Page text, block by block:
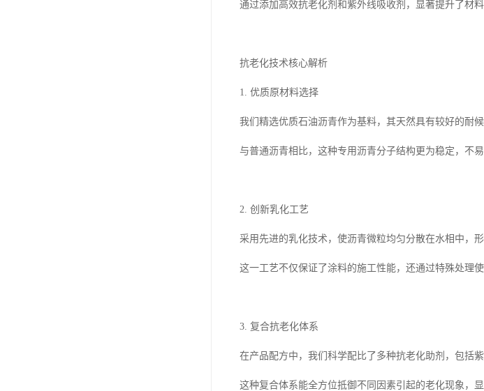
通过添加高效抗老化剂和紫外线吸收剂，显著提升了材
抗老化技术核心解析
1. 优质原材料选择
我们精选优质石油沥青作为基料，其天然具有较好的耐候
与普通沥青相比，这种专用沥青分子结构更为稳定，不
2. 创新乳化工艺
采用先进的乳化技术，使沥青微粒均匀分散在水相中，形
这一工艺不仅保证了涂料的施工性能，还通过特殊处理
3. 复合抗老化体系
在产品配方中，我们科学配比了多种抗老化助剂，包括
这种复合体系能全方位抵御不同因素引起的老化现象，